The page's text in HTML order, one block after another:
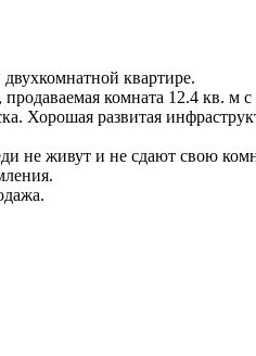
квартире.
комната 12.4 кв. м
Хорошая развитая
не живут и не сдают свою